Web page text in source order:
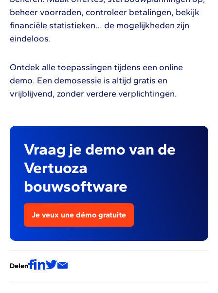
beheer voorraden, controleer betalingen, bekijk
financiële statistieken… de mogelijkheden zijn
eindeloos.
Ontdek alle toepassingen tijdens een online
demo. Een demosessie is altijd gratis en
vrijblijvend, zonder verdere verplichtingen.
Vraag je demo van de
Vertuoza
bouwsoftware
Je veux une démo gratuite
Delen